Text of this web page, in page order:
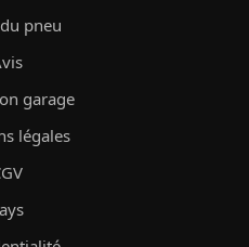
pneu
garage
légales